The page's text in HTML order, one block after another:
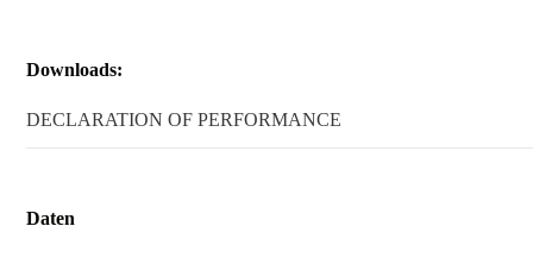
Downloads:
DECLARATION OF PERFORMANCE
Daten